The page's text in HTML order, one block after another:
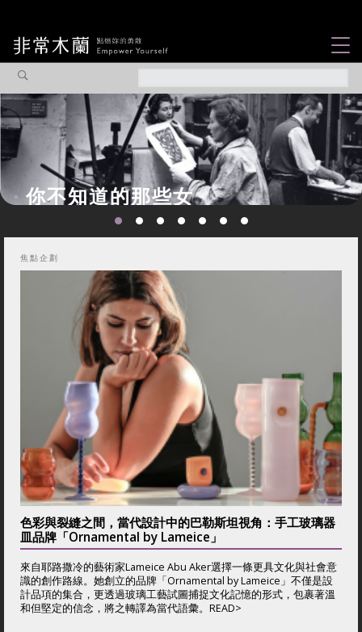
觀點專欄
焦點企劃
社會企業
認識我們
焦點企劃
色彩與裂縫之間，當代設計中的巴勒斯坦視角：手工玻璃器
皿品牌「Ornamental by Lameice」
來自耶路撒冷的藝術家Lameice Abu Aker選擇一條更具文化與社會意
識的創作路線。她創立的品牌「Ornamental by Lameice」不僅是設
計品項的集合，更透過玻璃工藝試圖捕捉文化記憶的形式，包裹著溫
和但堅定的信念，將之轉譯為當代語彙。 READ>